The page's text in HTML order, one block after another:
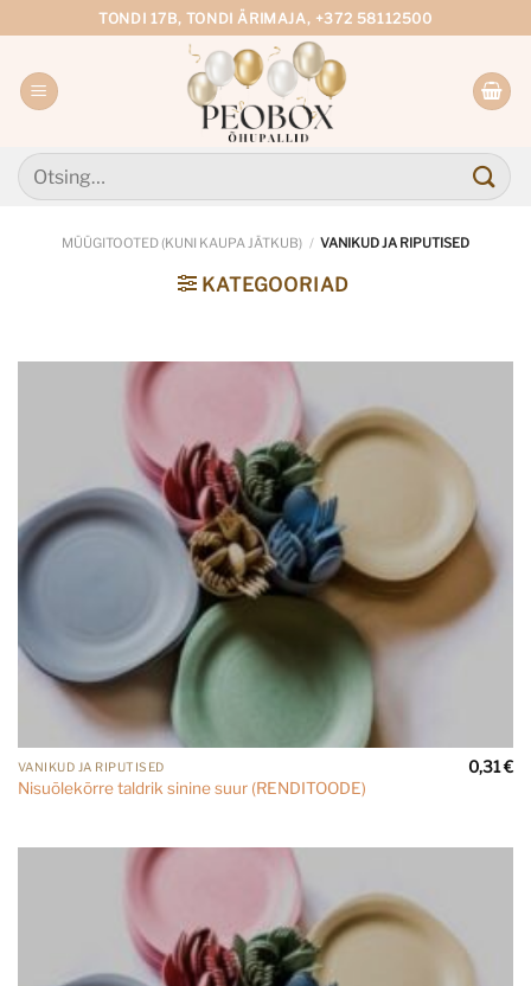
to
TONDI 17B, TONDI ÄRIMAJA, +372 58112500
Otsi:
MÜÜGITOOTED (KUNI KAUPA JÄTKUB) / VANIKUD JA RIPUTISED
KATEGOORIAD
VANIKUD JA RIPUTISED
Nisuõlekõrre taldrik sinine suur (RENDITOODE)
0,31€